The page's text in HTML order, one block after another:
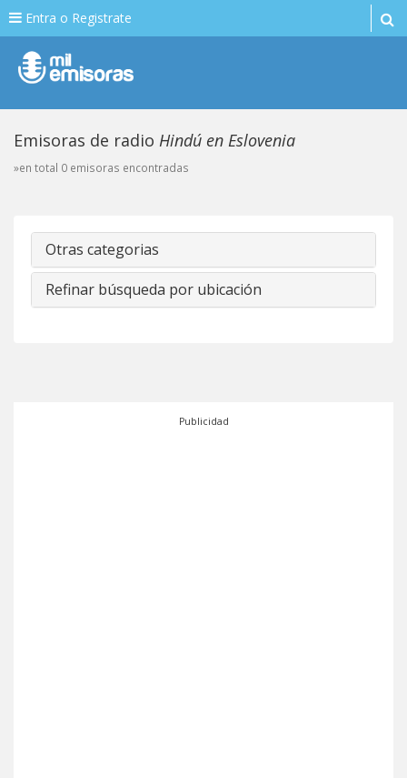
Entra o Registrate
Emisoras de radio Hindú en Eslovenia
»en total 0 emisoras encontradas
Otras categorias
Refinar búsqueda por ubicación
Publicidad